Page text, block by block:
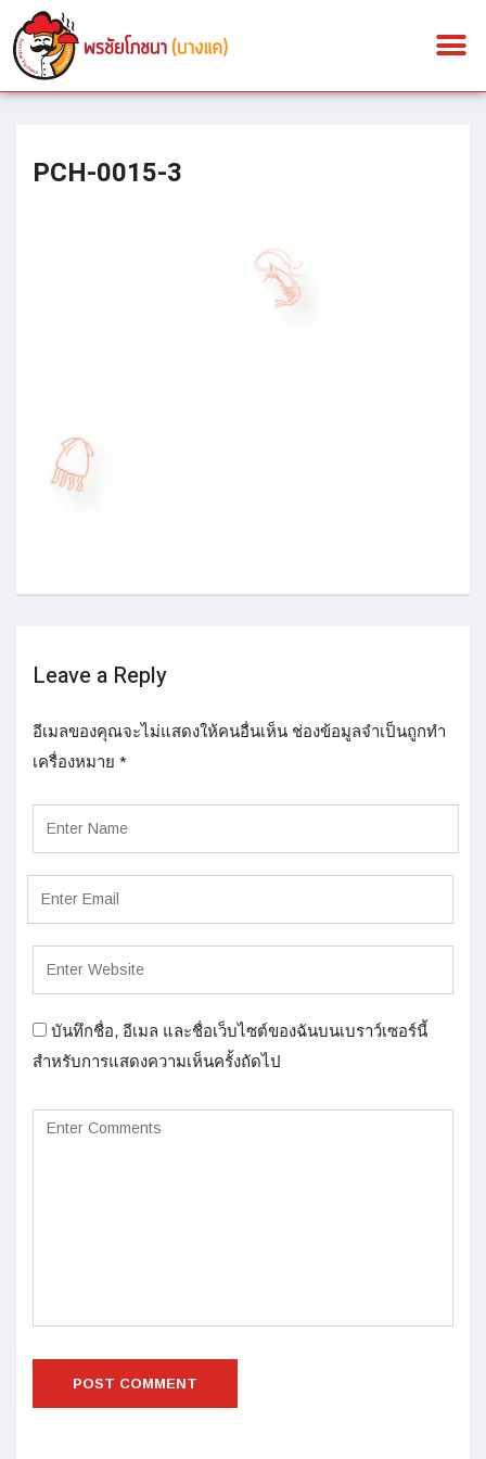
PCH-0015-3
Leave a Reply
อีเมลของคุณจะไม่แสดงให้คนอื่นเห็น ช่องข้อมูลจำเป็นถูกทำ
เครื่องหมาย *
บันทึกชื่อ, อีเมล และชื่อเว็บไซต์ของฉันบนเบราว์เซอร์นี้
สำหรับการแสดงความเห็นครั้งถัดไป